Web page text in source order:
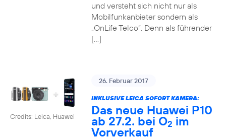
und versteht sich nicht nur als
Mobilfunkanbieter sondern als
„OnLife Telco“. Denn als führender
[…]
Credits: Leica, Huawei
26. Februar 2017
INKLUSIVE LEICA SOFORT KAMERA:
Das neue Huawei P10
ab 27.2. bei O2 im
Vorverkauf